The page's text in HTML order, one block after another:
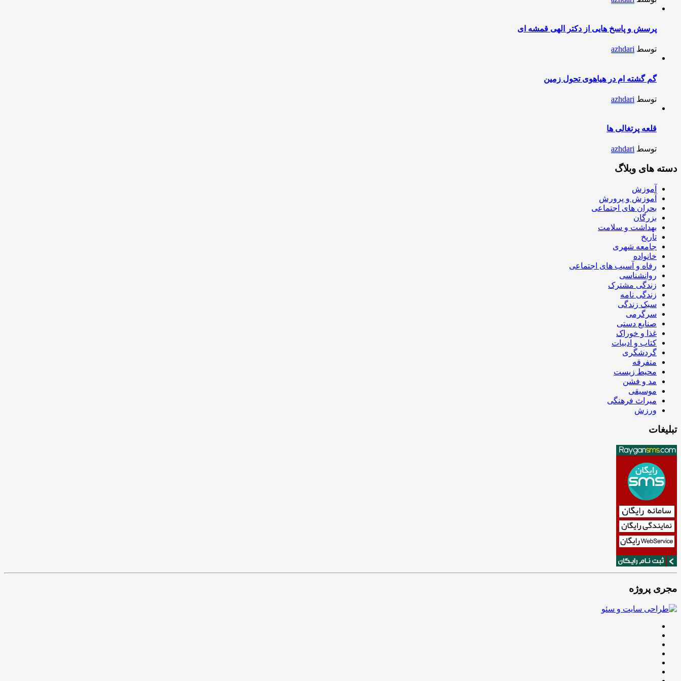
پرسش و پاسخ هایی از دکتر الهی قمشه ای
توسط azhdari
گم گشته ام در هیاهوی تحول زمین
توسط azhdari
قلعه پرتغالی ها
توسط azhdari
دسته های وبلاگ
آموزش
آموزش و پرورش
بحران های اجتماعی
بزرگان
بهداشت و سلامت
تاریخ
جامعه شهری
خانواده
رفاه و آسیب های اجتماعی
روانشناسی
زندگی مشترک
زندگی نامه
سبک زندگی
سرگرمی
صنایع دستی
غذا و خوراک
کتاب و ادبیات
گردشگری
متفرقه
محیط زیست
مد و فشن
موسیقی
میراث فرهنگی
ورزش
تبلیغات
مجری پروژه